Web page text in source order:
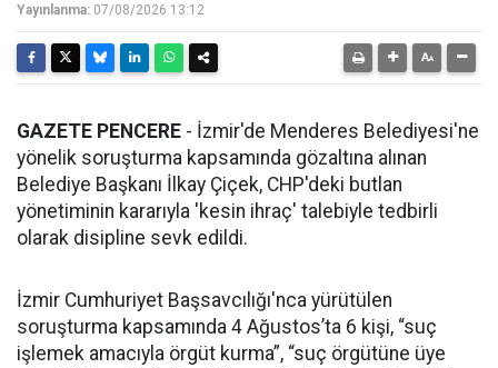
Yayınlanma: 07/08/2026 13:12
GAZETE PENCERE - İzmir'de Menderes Belediyesi'ne
yönelik soruşturma kapsamında gözaltına alınan
Belediye Başkanı İlkay Çiçek, CHP'deki butlan
yönetiminin kararıyla 'kesin ihraç' talebiyle tedbirli
olarak disipline sevk edildi.
İzmir Cumhuriyet Başsavcılığı'nca yürütülen
soruşturma kapsamında 4 Ağustos’ta 6 kişi, “suç
işlemek amacıyla örgüt kurma”, “suç örgütüne üye